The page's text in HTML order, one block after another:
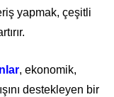
yapmak, çeşitli
, ekonomik,
destekleyen bir